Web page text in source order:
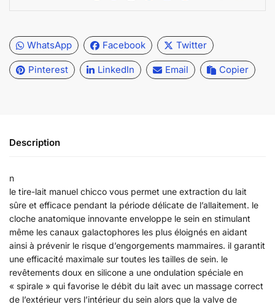
WhatsApp Facebook Twitter
Pinterest LinkedIn Email Copier
Description
n
le tire-lait manuel chicco vous permet une extraction du lait
sûre et efficace pendant la période délicate de l’allaitement. le
cloche anatomique innovante enveloppe le sein en stimulant
même les canaux galactophores les plus éloignés en aidant
ainsi à prévenir le risque d’engorgements mammaires. il garantit
une efficacité maximale sur toutes les tailles de sein. le
revêtements doux en silicone a une ondulation spéciale en
« spirale » qui favorise le débit du lait avec un massage correct
de l’extérieur vers l’intérieur du sein alors que la valve de